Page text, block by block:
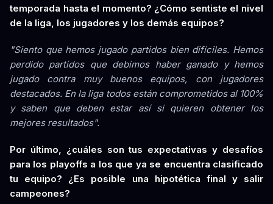
temporada hasta el momento? ¿Cómo sentiste el nivel
de la liga, los jugadores y los demás equipos?
"Siento que hemos jugado partidos bien difíciles. Hemos
perdido partidos que debimos haber ganado y hemos
jugado contra muy buenos equipos, con jugadores
destacados. En la liga todos están comprometidos al 100%
y saben que deben estar así si quieren obtener los
mejores resultados".
Por último, ¿cuáles son tus expectativas y desafíos
para los playoffs a los que ya se encuentra clasificado
tu equipo? ¿Es posible una hipotética final y salir
campeones?